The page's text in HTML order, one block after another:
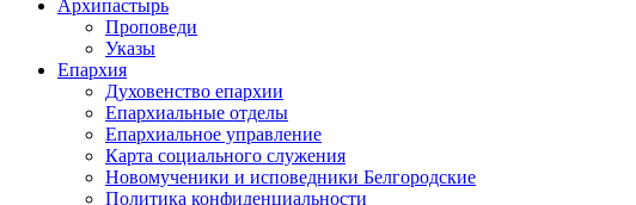
Архипастырь
Проповеди
Указы
Епархия
Духовенство епархии
Епархиальные отделы
Епархиальное управление
Карта социального служения
Новомученики и исповедники Белгородские
Политика конфиденциальности